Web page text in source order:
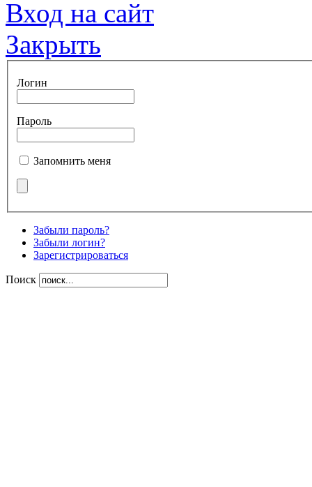
Вход на сайт
Закрыть
Логин
Пароль
Запомнить меня
Забыли пароль?
Забыли логин?
Зарегистрироваться
Поиск